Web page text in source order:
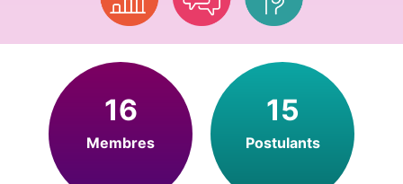
16
Membres
15
Postulants